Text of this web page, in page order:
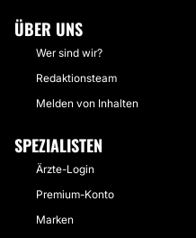
ÜBER UNS
Wer sind wir?
Redaktionsteam
Melden von Inhalten
SPEZIALISTEN
Ärzte-Login
Premium-Konto
Marken